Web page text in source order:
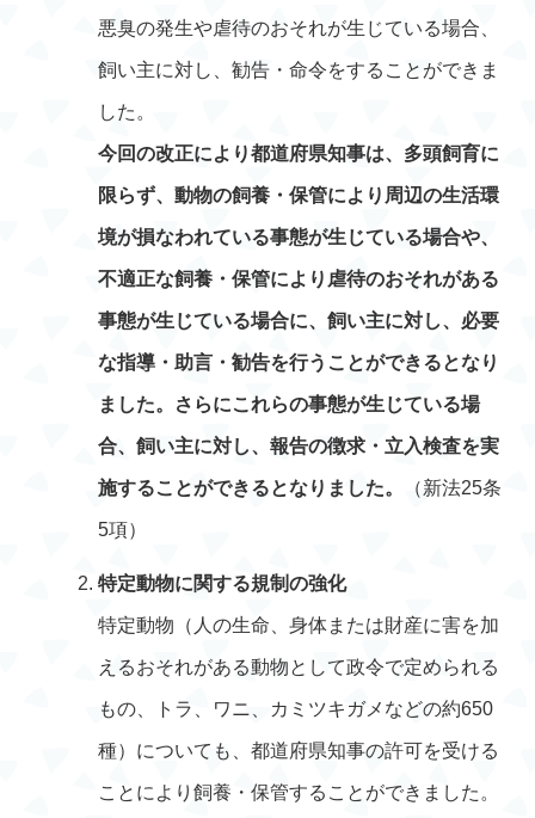
悪臭の発生や虐待のおそれが生じている場合、
飼い主に対し、勧告・命令をすることができま
した。
今回の改正により都道府県知事は、多頭飼育に
限らず、動物の飼養・保管により周辺の生活環
境が損なわれている事態が生じている場合や、
不適正な飼養・保管により虐待のおそれがある
事態が生じている場合に、飼い主に対し、必要
な指導・助言・勧告を行うことができるとなり
ました。さらにこれらの事態が生じている場
合、飼い主に対し、報告の徴求・立入検査を実
施することができるとなりました。 （新法25条
5項）
特定動物に関する規制の強化
特定動物（人の生命、身体または財産に害を加
えるおそれがある動物として政令で定められる
もの、トラ、ワニ、カミツキガメなどの約650
種）についても、都道府県知事の許可を受ける
ことにより飼養・保管することができました。